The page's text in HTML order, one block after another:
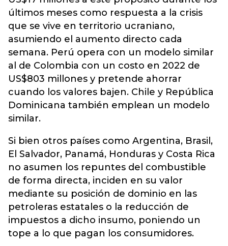
últimos meses como respuesta a la crisis
que se vive en territorio ucraniano,
asumiendo el aumento directo cada
semana. Perú opera con un modelo similar
al de Colombia con un costo en 2022 de
US$803 millones y pretende ahorrar
cuando los valores bajen. Chile y República
Dominicana también emplean un modelo
similar.
Si bien otros países como Argentina, Brasil,
El Salvador, Panamá, Honduras y Costa Rica
no asumen los repuntes del combustible
de forma directa, inciden en su valor
mediante su posición de dominio en las
petroleras estatales o la reducción de
impuestos a dicho insumo, poniendo un
tope a lo que pagan los consumidores.